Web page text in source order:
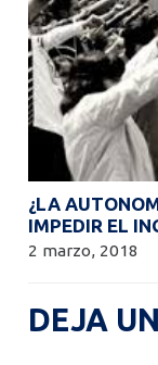
¿LA
IMPEDIR EL
2 marzo, 2018
DEJA